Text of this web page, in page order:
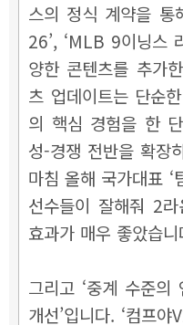
스의 정식 계약을 통
26’, ‘MLB 9이닝스
양한 콘텐츠를 추가
츠 업데이트는 단순
의 핵심 경험을 한
성-경쟁 전반을 확장
마침 올해 국가대표 ‘
선수들이 잘해줘 2
효과가 매우 좋았습니
그리고 ‘중계 수준의
개선’입니다. ‘컴프